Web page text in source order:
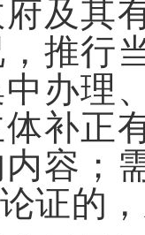
及其
推行
办理
补正
容；
证的